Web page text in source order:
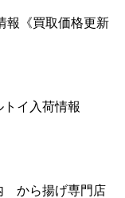
報《買取価格更新
トイ入荷情報
から揚げ専門店